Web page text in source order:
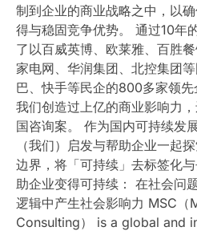
制到企业的商业战略之中，以
得与稳固竞争优势。 通过10年
了以百威英博、欧莱雅、百胜
家电网、华润集团、北控集团
巴、快手等民企的800多家领先
我们创造过上亿的商业影响力
国咨询案。 作为国内可持续发
（我们）启发与帮助企业一起
边界，将「可持续」去标签化
助企业变得可持续： 在社会问
逻辑中产生社会影响力 MSC
Consulting） is a global and